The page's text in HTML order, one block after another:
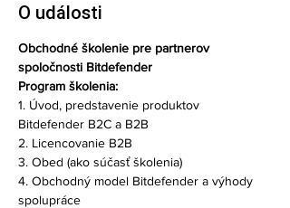
O události
Obchodné školenie pre partnerov
spoločnosti Bitdefender
Program školenia:
1. Úvod, predstavenie produktov
Bitdefender B2C a B2B
2. Licencovanie B2B
3. Obed (ako súčasť školenia)
4. Obchodný model Bitdefender a výhody
spolupráce